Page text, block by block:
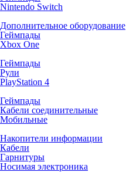
Nintendo Switch
Дополнительное оборудование
Геймпады
Xbox One
Геймпады
Рули
PlayStation 4
Геймпады
Кабели соединительные
Мобильные
Накопители информации
Кабели
Гарнитуры
Носимая электроника